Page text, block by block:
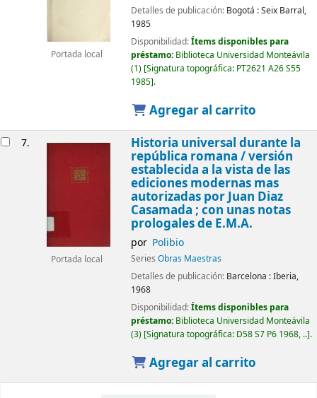
Portada local
Detalles de publicación: Bogotá :Seix Barral,
1985
Disponibilidad:Ítems disponibles para
préstamo: Biblioteca Universidad Monteávila
(1) Signatura topográfica: PT2621 A26 S55
1985 .
Agregar al carrito
7.
Portada local
Historia universal durante la
república romana /versión
establecida a la vista de las
ediciones modernas mas
autorizadas por Juan Diaz
Casamada ; con unas notas
prologales de E.M.A.
por Polibio
Series Obras Maestras
Detalles de publicación: Barcelona :Iberia,
1968
Disponibilidad:Ítems disponibles para
préstamo: Biblioteca Universidad Monteávila
(3) Signatura topográfica: D58 S7 P6 1968, .. .
Agregar al carrito